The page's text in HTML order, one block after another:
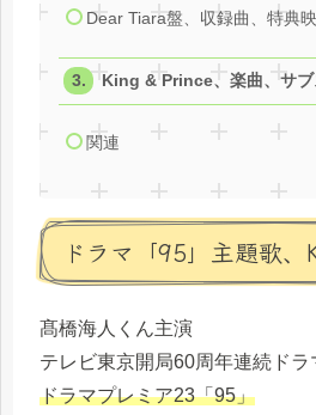
Dear Tiara盤、収録曲、特典
King & Prince、楽曲、サブ
関連
ドラマ「95」主題歌
髙橋海人くん主演
テレビ東京開局60周年連続ドラ
ドラマプレミア23「95」